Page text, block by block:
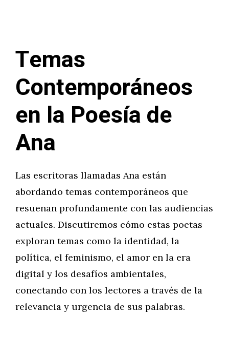
Temas
Contemporáneos
en la Poesía de
Ana
Las escritoras llamadas Ana están
abordando temas contemporáneos que
resuenan profundamente con las audiencias
actuales. Discutiremos cómo estas poetas
exploran temas como la identidad, la
política, el feminismo, el amor en la era
digital y los desafíos ambientales,
conectando con los lectores a través de la
relevancia y urgencia de sus palabras.